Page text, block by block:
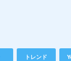
トレンド